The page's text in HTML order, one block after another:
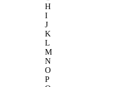
H
I
J
K
L
M
N
O
P